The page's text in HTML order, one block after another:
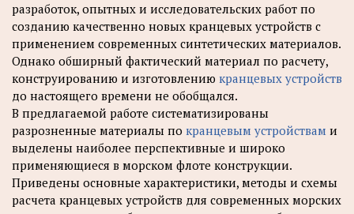
разработок, опытных и исследовательских работ по
созданию качественно новых кранцевых устройств с
применением современных синтетических материалов.
Однако обширный фактический материал по расчету,
конструированию и изготовлению кранцевых устройств
до настоящего времени не обобщался.
В предлагаемой работе систематизированы
разрозненные материалы по кранцевым устройствам и
выделены наиболее перспективные и широко
применяющиеся в морском флоте конструкции.
Приведены основные характеристики, методы и схемы
расчета кранцевых устройств для современных морских